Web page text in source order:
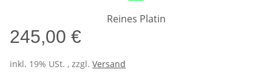
Reines Platin
245,00 €
inkl. 19% USt. , zzgl. Versand